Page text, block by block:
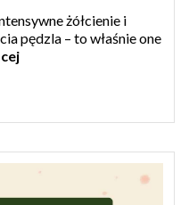
żółcienie i
pędzla – to właśnie one